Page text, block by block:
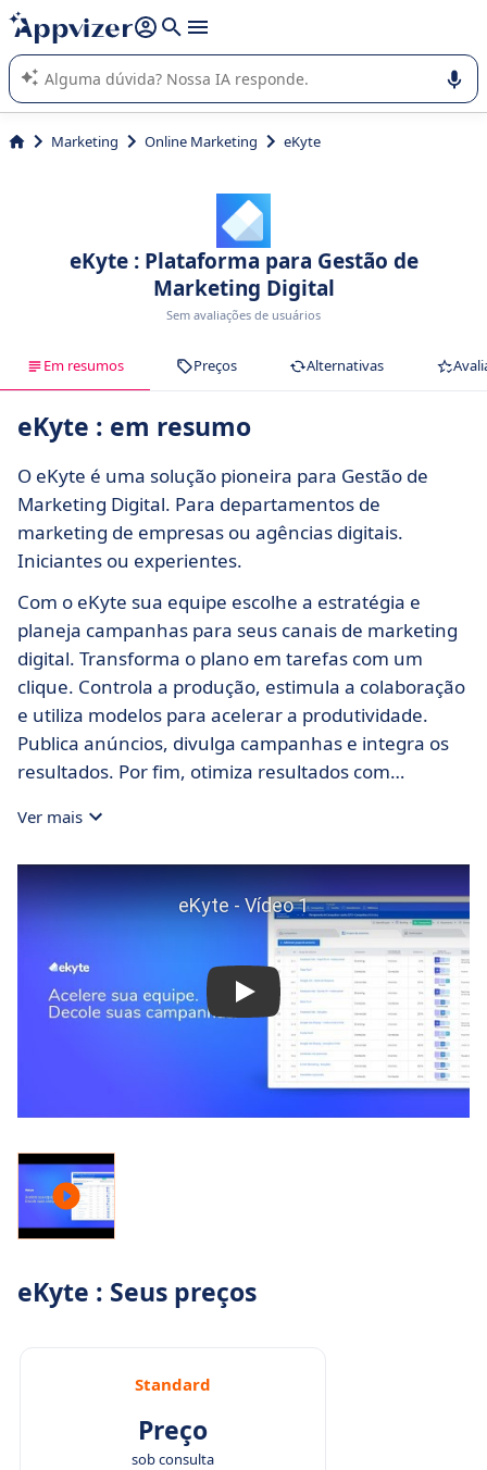
de nossa IA (várias linhas com
A IA do Appvizer o orienta no uso ou na seleção de software
SaaS para sua empresa.
Marketing Online Marketing eKyte
eKyte : Plataforma para Gestão de
Marketing Digital
Sem avaliações de usuários
Em resumos Preços Alternativas
eKyte : em resumo
O eKyte é uma solução pioneira para Gestão de
Marketing Digital. Para departamentos de
marketing de empresas ou agências digitais.
Iniciantes ou experientes.
Com o eKyte sua equipe escolhe a estratégia e
planeja campanhas para seus canais de marketing
digital. Transforma o plano em tarefas com um
clique. Controla a produção, estimula a colaboração
e utiliza modelos para acelerar a produtividade.
Publica anúncios, divulga campanhas e integra os
resultados. Por fim, otimiza resultados com
cálculos avançados e inteligência artificial.
Ver mais
eKyte : Seus preços
Standard
Preço
sob consulta